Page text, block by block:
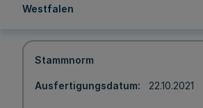
Westfalen
Stammnorm
Ausfertigungsdatum 22.10.2021